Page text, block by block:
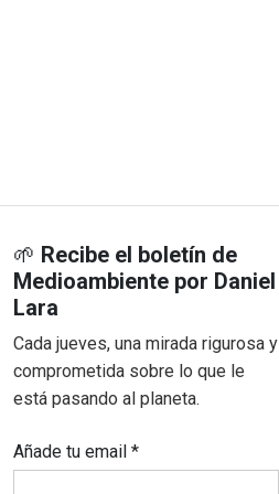
🌱 Recibe el boletín de
Medioambiente por Daniel
Lara
Cada jueves, una mirada rigurosa y
comprometida sobre lo que le
está pasando al planeta.
Añade tu email*